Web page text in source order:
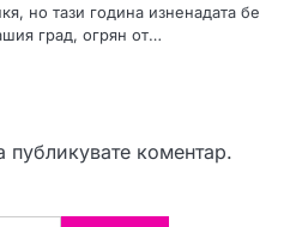
но тази година изненадата бе
град, огрян от…
публикувате коментар.